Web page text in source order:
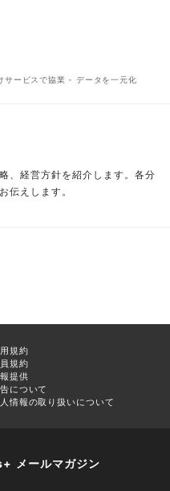
サービスで協業 - データを一元化
、経営方針を紹介します。各分
伝えします。
規約
規約
提供
について
情報の取り扱いについて
メールマガジン